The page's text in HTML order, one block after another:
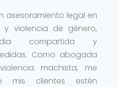
asesoramiento legal en
violencia de género,
compartida y
Como abogada
machista, me
mis clientes estén